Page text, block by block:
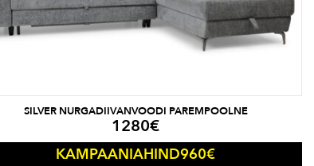
SILVER NURGADIIVANVOODI PAREMPOOLNE
1280€
KAMPAANIAHIND960€